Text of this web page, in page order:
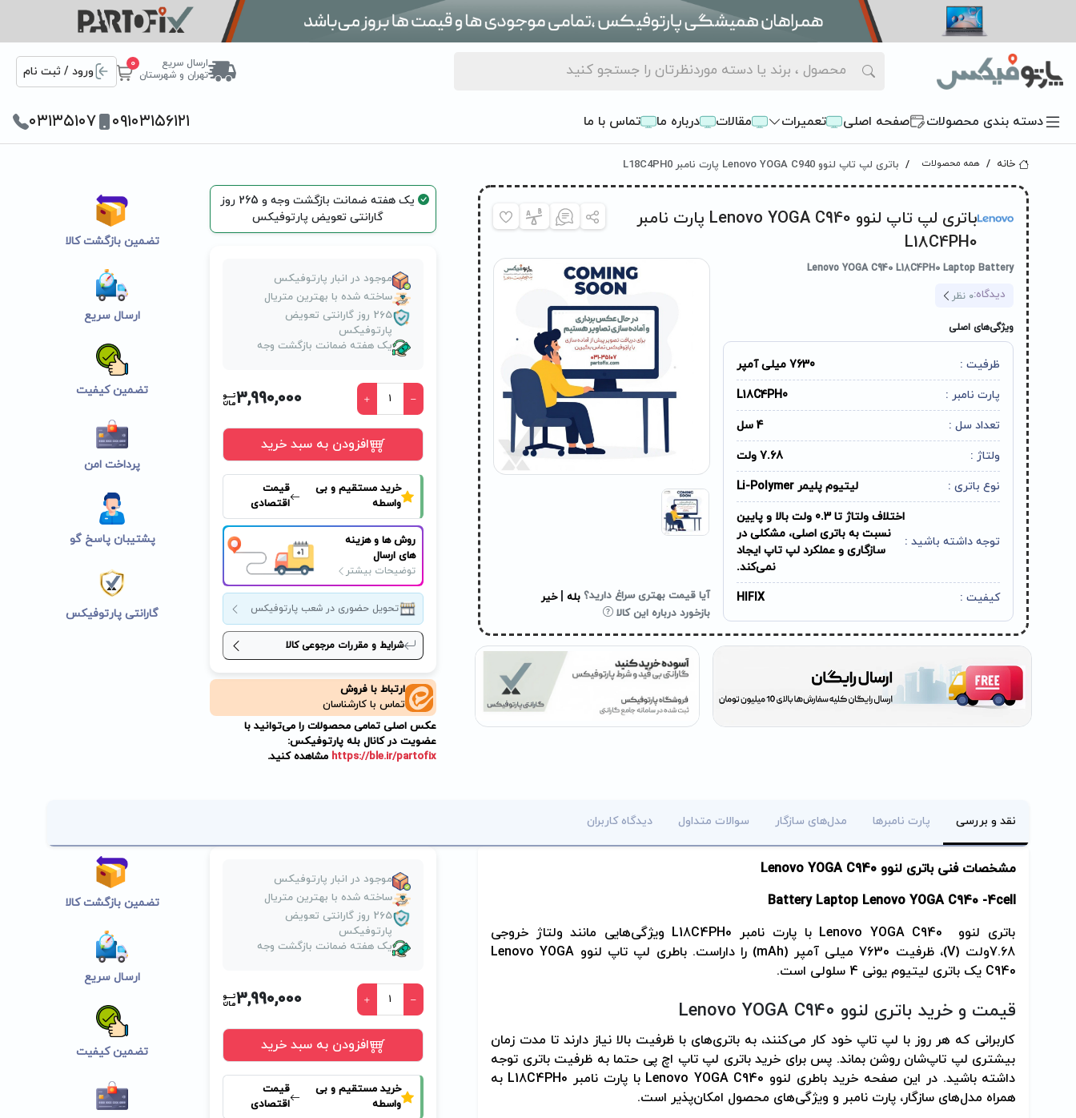
ارسال سریع
تهران و شهرستان
0
ورود / ثبت نام
دسته بندی محصولات صفحه اصلی تعمیرات مقالات درباره ما تماس با ما ۰۹۱۰۳۱۵۶۱۲۱ ۰۳۱۳۵۱۰۷
خانه همه محصولات باتری لپ تاپ لنوو Lenovo YOGA C940 پارت نامبر L18C4PH0
باتری لپ تاپ لنوو Lenovo YOGA C940 پارت نامبر
L18C4PH0
Lenovo YOGA C940 L18C4PH0 Laptop Battery
دیدگاه:0 نظر
ویژگی‌های اصلی
ظرفیت :
7630 میلی آمپر
پارت نامبر :
L18C4PH0
تعداد سل :
4 سل
ولتاژ :
7.68 ولت
نوع باتری :
لیتیوم پلیمر Li-Polymer
توجه داشته باشید :
اختلاف ولتاژ تا 0.3 ولت بالا و پایین
نسبت به باتری اصلی، مشکلی در
سازگاری و عملکرد لپ تاپ ایجاد
نمی‌کند.
کیفیت :
HIFIX آیا قیمت بهتری سراغ دارید؟ بله | خیر
بازخورد درباره این کالا
یک هفته ضمانت بازگشت وجه و 265 روز
گارانتی تعویض پارتوفیکس
موجود در انبار پارتوفیکس
ساخته شده با بهترین متریال
265 روز گارانتی تعویض
پارتوفیکس
یک هفته ضمانت بازگشت وجه
3,990,000
افزودن به سبد خرید
خرید مستقیم و بی
واسطه
قیمت
اقتصادی
روش ها و هزینه
های ارسال
توضیحات بیشتر
تحویل حضوری در شعب پارتوفیکس
شرایط و مقررات مرجوعی کالا
ارتباط با فروش
تماس با کارشناسان
عکس اصلی تمامی محصولات را می‌توانید با
عضویت در کانال بله پارتوفیکس:
https://ble.ir/partofix مشاهده کنید.
تضمین بازگشت کالا
ارسال سریع
تضمین کیفیت
پرداخت امن
پشتیبان پاسخ گو
گارانتی پارتوفیکس
نقد و بررسی پارت نامبرها مدل‌های سازگار سوالات متداول دیدگاه کاربران
موجود در انبار پارتوفیکس
ساخته شده با بهترین متریال
265 روز گارانتی تعویض
پارتوفیکس
یک هفته ضمانت بازگشت وجه
3,990,000
افزودن به سبد خرید
خرید مستقیم و بی
واسطه
قیمت
اقتصادی
تضمین بازگشت کالا
ارسال سریع
تضمین کیفیت
مشخصات فنی باتری لنووLenovo YOGA C940
Battery Laptop Lenovo YOGA C940 -4cell
باتری لنوو Lenovo YOGA C940 با پارت نامبر L18C4PH0 ویژگی‌هایی مانند ولتاژ خروجی
7.68ولت (V)، ظرفیت 7630 میلی آمپر ( mAh) را داراست. باطری لپ تاپ لنوو Lenovo YOGA
C940 یک باتری لیتیوم یونی 4 سلولی است .
قیمت و خرید باتری لنوو Lenovo YOGA C940
کاربرانی که هر روز با لپ تاپ خود کار می‌کنند، به باتری‌های با ظرفیت بالا نیاز دارند تا مدت زمان
بیشتری لپ تاپ‌شان روشن بماند. پس برای خرید باتری لپ تاپ اچ پی حتما به ظرفیت باتری توجه
داشته باشید. در این صفحه خرید باطری لنوو Lenovo YOGA C940 با پارت نامبر L18C4PH0 به
همراه مدل‌های سازگار، پارت نامبر و ویژگی‌های محصول امکان‌پذیر است.